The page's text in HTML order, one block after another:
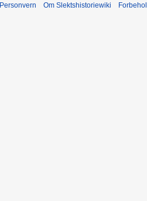
Personvern Om Slektshistoriewiki